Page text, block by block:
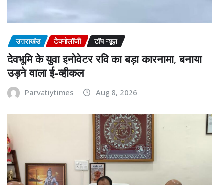
उत्तराखंड टेक्नोलॉजी टॉप न्यूज़
देवभूमि के युवा इनोवेटर रवि का बड़ा कारनामा, बनाया
उड़ने वाला ई-व्हीकल
Parvatiytimes Aug 8, 2026